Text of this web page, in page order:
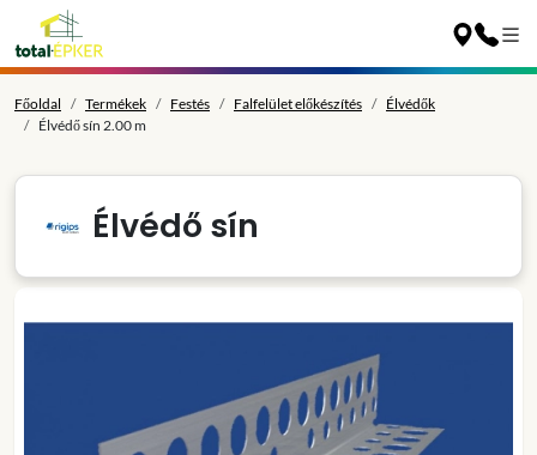
Főoldal Termékek Festés Falfelület előkészítés
Élvédők
Élvédő sín 2.00 m
Élvédő sín